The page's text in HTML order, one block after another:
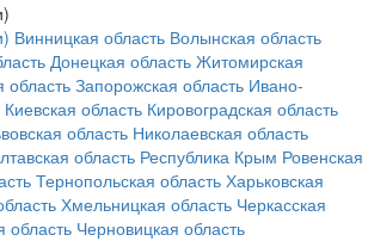
Винницкая область Волынская область
Донецкая область Житомирская
областьЗапорожская область Ивано-
Киевская область Кировоградская область
область Николаевская область
область Республика Крым Ровенская
Тернопольская область Харьковская
Хмельницкая область Черкасская
область Черновицкая область